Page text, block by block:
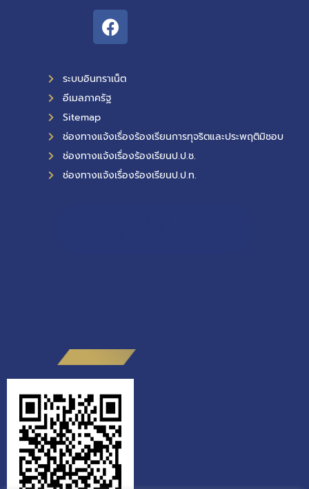
ระบบอินทราเน็ต
อีเมลภาครัฐ
Sitemap
ช่องทางแจ้งเรื่องร้องเรียนการทุจริตและประพฤติมิชอบ
ช่องทางแจ้งเรื่องร้องเรียนป.ป.ช.
ช่องทางแจ้งเรื่องร้องเรียนป.ป.ท.